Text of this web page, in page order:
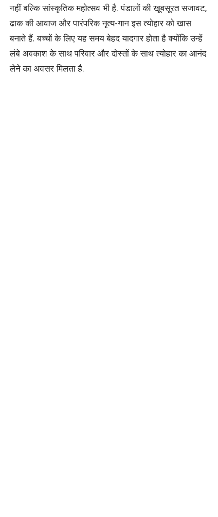
नहीं बल्कि सांस्कृतिक महोत्सव भी है. पंडालों की खूबसूरत सजावट,
ढाक की आवाज और पारंपरिक नृत्य-गान इस त्योहार को खास
बनाते हैं. बच्चों के लिए यह समय बेहद यादगार होता है क्योंकि उन्हें
लंबे अवकाश के साथ परिवार और दोस्तों के साथ त्योहार का आनंद
लेने का अवसर मिलता है.